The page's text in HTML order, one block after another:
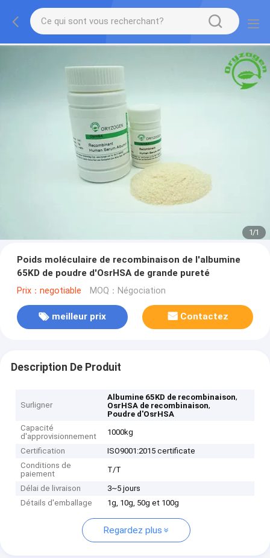
1/1
Poids moléculaire de recombinaison de l'albumine
65KD de poudre d'OsrHSA de grande pureté
Prix：negotiable MOQ：Négociation
meilleur prix Contactez
Description De Produit
Surligner
Albumine 65KD de recombinaison,
OsrHSA de recombinaison,
Poudre d'OsrHSA
Capacité
d'approvisionnement
1000kg
Certification
ISO9001:2015 certificate
Conditions de
paiement
T/T
Délai de livraison
3~5 jours
Détails d'emballage
1g, 10g, 50g et 100g
Regardez plus